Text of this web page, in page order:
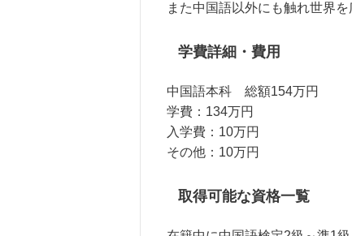
また中国語以外にも触れ世界を
学費詳細・費用
中国語本科 総額154万円
学費：134万円
入学費：10万円
その他：10万円
取得可能な資格一覧